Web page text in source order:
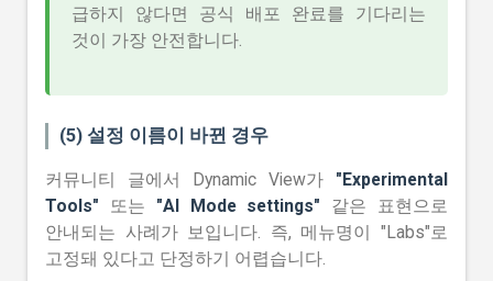
급하지 않다면 공식 배포 완료를 기다리는
것이 가장 안전합니다.
(5) 설정 이름이 바뀐 경우
커뮤니티 글에서 Dynamic View가 "Experimental
Tools" 또는 "AI Mode settings" 같은 표현으로
안내되는 사례가 보입니다. 즉, 메뉴명이 "Labs"로
고정돼 있다고 단정하기 어렵습니다.